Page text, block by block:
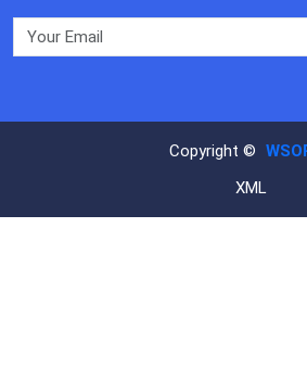
Copyright ©
XML